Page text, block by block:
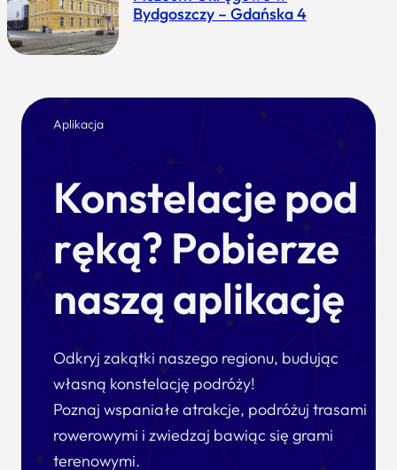
Bydgoszczy – Gdańska 4
Aplikacja
Konstelacje pod
ręką? Pobierze
naszą aplikację
Odkryj zakątki naszego regionu, budując
własną konstelację podróży!
Poznaj wspaniałe atrakcje, podróżuj trasami
rowerowymi i zwiedzaj bawiąc się grami
terenowymi.